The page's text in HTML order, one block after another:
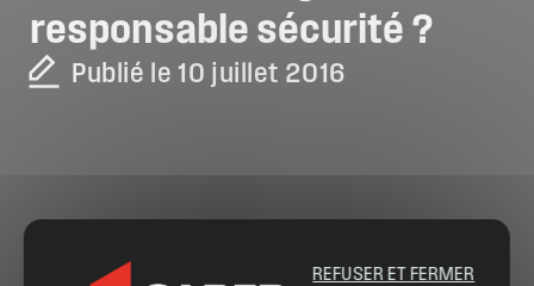
responsable sécurité ?
Publié le 10 juillet 2016
REFUSER ET FERMER